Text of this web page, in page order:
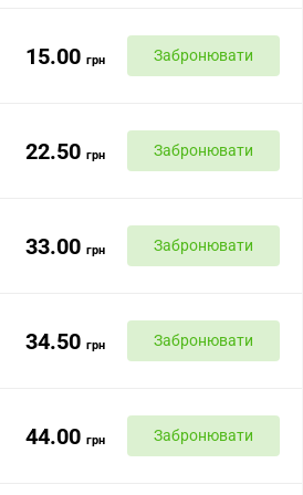
15.00 грн Забронювати
22.50 грн Забронювати
33.00 грн Забронювати
34.50 грн Забронювати
44.00 грн Забронювати